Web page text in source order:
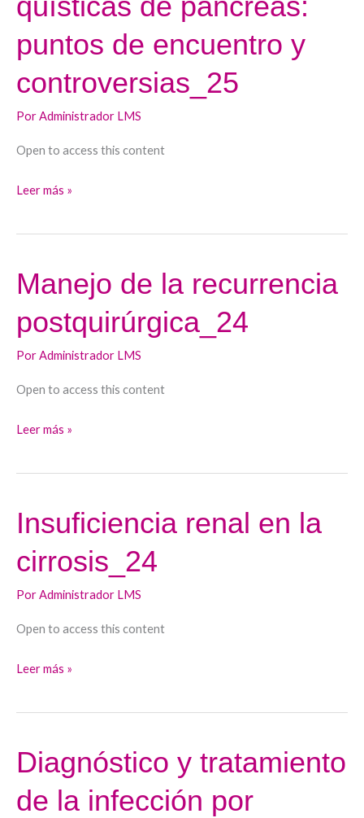
puntos de encuentro y
controversias_25
PorAdministrador LMS
Open to access this content
manejo
las
neoplasias
quísticas
de
de
Leer más »
Manejo de la recurrencia
postquirúrgica_24
PorAdministrador LMS
Open to access this content
Manejo
de
la
recurrencia
postquirúrgica_24
Leer más »
Insuficiencia renal en la
cirrosis_24
PorAdministrador LMS
Open to access this content
Insuficiencia
renal
en
cirrosis_24
Leer más »
Diagnóstico y tratamiento
de la infección por
Diagnóstico
y
tratamiento